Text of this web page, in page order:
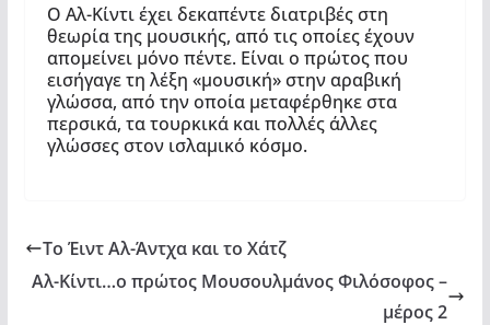
Ο Αλ-Κίντι έχει δεκαπέντε διατριβές στη
θεωρία της μουσικής, από τις οποίες έχουν
απομείνει μόνο πέντε. Είναι ο πρώτος που
εισήγαγε τη λέξη «μουσική» στην αραβική
γλώσσα, από την οποία μεταφέρθηκε στα
περσικά, τα τουρκικά και πολλές άλλες
γλώσσες στον ισλαμικό κόσμο.
Το Έιντ Αλ-Άντχα και το Χάτζ
Αλ-Κίντι…ο πρώτος Μουσουλμάνος Φιλόσοφος –
μέρος 2